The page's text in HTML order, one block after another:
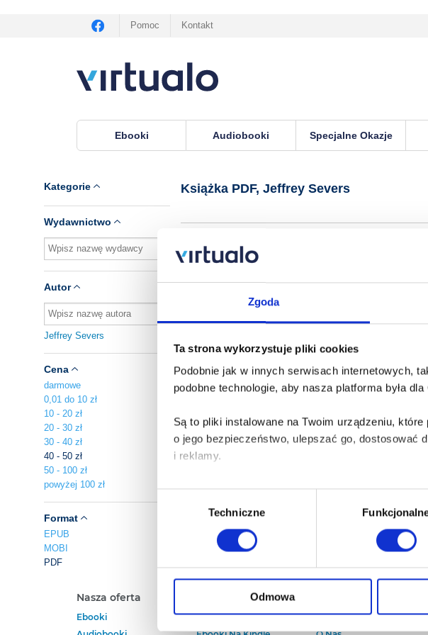
Zgoda
Ta strona wykorzystuje pliki cookies
Podobnie jak w innych serwisach internetowych,
podobne technologie, aby nasza platforma była
Są to pliki instalowane na Twoim urządzeniu,
o jego bezpieczeństwo, ulepszać go, dostosować
i reklamy.
Poza plikami, które są nam niezbędne do
Twojej zgody.
Każda udzielona zgoda poprawi Twoje
Techniczne
Odmowa
Pomoc Kontakt
Ebooki Audiobooki Specjalne Okazje
Kategorie
Wydawnictwo
Autor
Jeffrey Severs
Cena
darmowe
0,01 do 10 zł
10 - 20 zł
20 - 30 zł
30 - 40 zł
40 - 50 zł
50 - 100 zł
powyżej 100 zł
Format
EPUB
MOBI
PDF
Książka PDF, Jeffrey Severs
Brak pozycji.
Nasza oferta
Ebooki
Polecamy
Darmowe Ebooki
Kontakt